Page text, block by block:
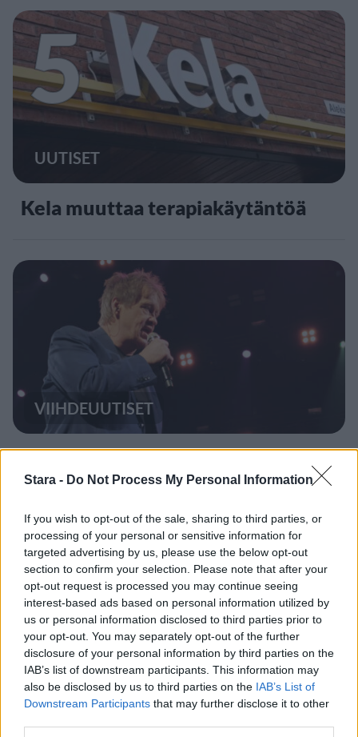
Stara - Do Not Process My Personal Information
If you wish to opt-out of the sale, sharing to third parties, or
processing of your personal or sensitive information for
targeted advertising by us, please use the below opt-out
section to confirm your selection. Please note that after your
opt-out request is processed you may continue seeing
interest-based ads based on personal information utilized by
us or personal information disclosed to third parties prior to
your opt-out. You may separately opt-out of the further
disclosure of your personal information by third parties on the
IAB’s list of downstream participants. This information may
also be disclosed by us to third parties on the IAB’s List of
Downstream Participants that may further disclose it to other
5
UUTISET
Kela muuttaa terapiakäytäntöä
VIIHDEUUTISET
Eppu Normaali jätti jäähyväiset 44
kappaleella – nämä keikalla
UUTISET